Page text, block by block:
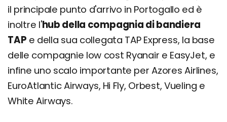
il principale punto d'arrivo in Portogallo ed è
inoltre l'hub della compagnia di bandiera
TAP e della sua collegata TAP Express, la base
delle compagnie low cost Ryanair e EasyJet, e
infine uno scalo importante per Azores Airlines,
EuroAtlantic Airways, Hi Fly, Orbest, Vueling e
White Airways.